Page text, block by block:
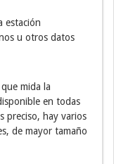
estación
u otros datos
mida la
en todas
preciso, hay varios
de mayor tamaño